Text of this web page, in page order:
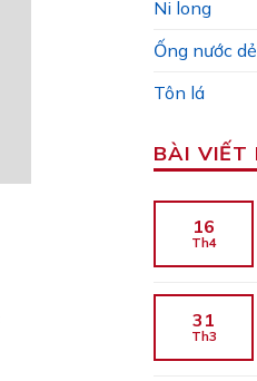
Ni long
Ống nước
Tôn lá
BÀI VIẾT
16
Th4
31
Th3